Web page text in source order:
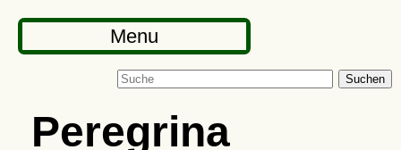
Menu
Suchen
Peregrina